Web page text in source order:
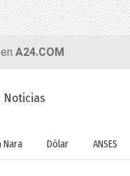
A24.COM
Noticias
Nara Dólar ANSES